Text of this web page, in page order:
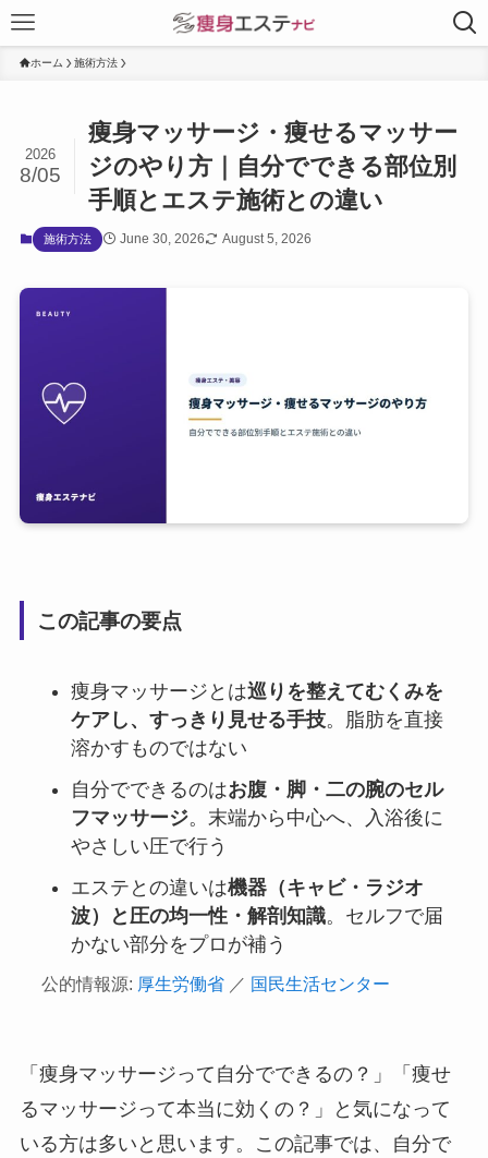
ホーム 施術方法
痩身マッサージ・痩せるマッサー
ジのやり方｜自分でできる部位別
手順とエステ施術との違い
2026
8/05
施術方法 June 30, 2026 August 5, 2026
この記事の要点
痩身マッサージとは巡りを整えてむくみを
ケアし、すっきり見せる手技。脂肪を直接
溶かすものではない
自分でできるのはお腹・脚・二の腕のセル
フマッサージ。末端から中心へ、入浴後に
やさしい圧で行う
エステとの違いは機器（キャビ・ラジオ
波）と圧の均一性・解剖知識。セルフで届
かない部分をプロが補う
公的情報源: 厚生労働省／ 国民生活センター
「痩身マッサージって自分でできるの？」「痩せ
るマッサージって本当に効くの？」と気になって
いる方は多いと思います。この記事では、自分で